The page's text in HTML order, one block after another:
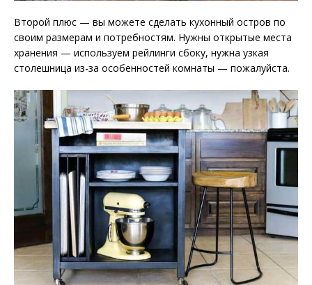
Второй плюс — вы можете сделать кухонный остров по
своим размерам и потребностям. Нужны открытые места
хранения — используем рейлинги сбоку, нужна узкая
столешница из-за особенностей комнаты — пожалуйста.